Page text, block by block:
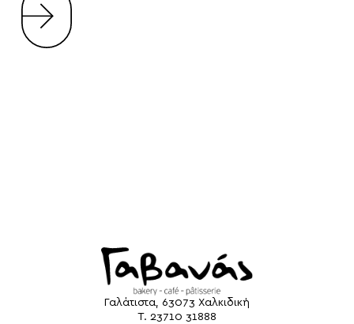
Γαλάτιστα, 63073 Χαλκιδική
Τ. 23710 31888